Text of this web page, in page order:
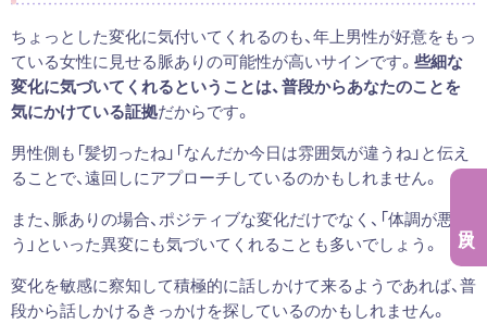
ちょっとした変化に気付いてくれるのも、年上男性が好意をもっ
ている女性に見せる脈ありの可能性が高いサインです。 些細な
変化に気づいてくれるということは、普段からあなたのことを
気にかけている証拠だからです。
男性側も「髪切ったね」「なんだか今日は雰囲気が違うね」と伝え
ることで、遠回しにアプローチしているのかもしれません。
また、脈ありの場合、ポジティブな変化だけでなく、「体調が悪そ
う」といった異変にも気づいてくれることも多いでしょう。
変化を敏感に察知して積極的に話しかけて来るようであれば、普
段から話しかけるきっかけを探しているのかもしれません。